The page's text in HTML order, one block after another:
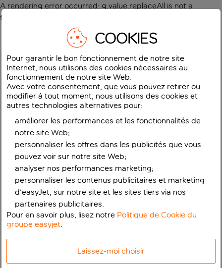
A rendering error occurred: g.value.replaceAll is not a
function
COOKIES
Pour garantir le bon fonctionnement de notre site
Internet, nous utilisons des cookies nécessaires au
fonctionnement de notre site Web.
Avec votre consentement, que vous pouvez retirer ou
modifier à tout moment, nous utilisons des cookies et
autres technologies alternatives pour:
améliorer les performances et les fonctionnalités de
notre site Web;
personnaliser les offres dans les publicités que vous
pouvez voir sur notre site Web;
analyser nos performances marketing;
personnaliser les contenus publicitaires et marketing
d'easyJet, sur notre site et les sites tiers via nos
partenaires publicitaires.
Pour en savoir plus, lisez notre Politique de Cookie du
groupe easyjet.
Laissez-moi choisir